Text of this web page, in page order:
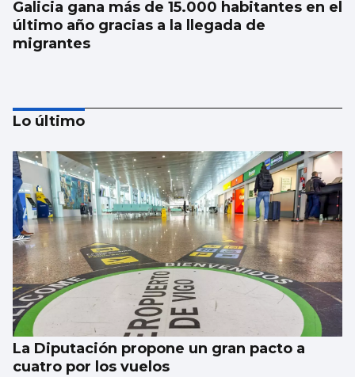
Galicia gana más de 15.000 habitantes en el
último año gracias a la llegada de
migrantes
Investigan por asesinato al detenido por un
atropello mortal intencionado en Ames
Lo último
La Diputación propone un gran pacto a
cuatro por los vuelos